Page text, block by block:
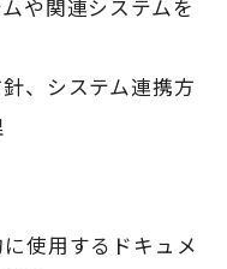
や関連システムを
、システム連携方
使用するドキュメ